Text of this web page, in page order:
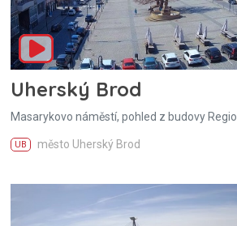
Uherský Brod
Masarykovo náměstí, pohled z budovy Regio
UB město Uherský Brod